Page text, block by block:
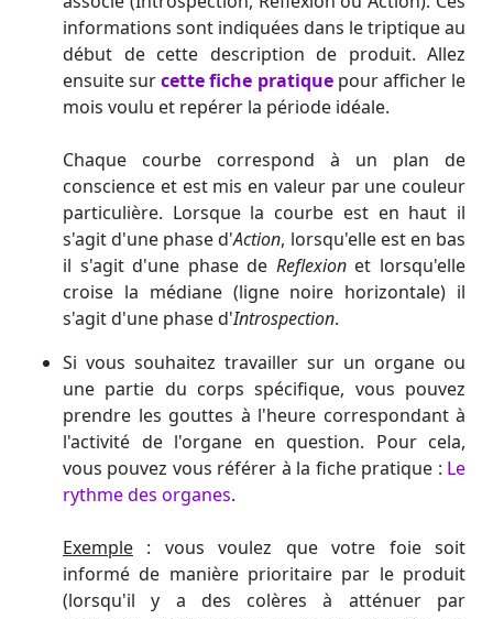
informations sont indiquées dans le triptique au
début de cette description de produit. Allez
ensuite surcette fiche pratiquepour afficher le
mois voulu et repérer la période idéale.
Chaque courbe correspond à un plan de
conscience et est mis en valeur par une couleur
particulière. Lorsque la courbe est en haut il
s'agit d'une phase d'Action, lorsqu'elle est en bas
il s'agit d'une phase de Reflexionet lorsqu'elle
croise la médiane (ligne noire horizontale) il
s'agit d'une phase d'Introspection.
Si vous souhaitez travailler sur un organe ou
une partie du corps spécifique, vous pouvez
prendre les gouttes à l'heure correspondant à
l'activité de l'organe en question. Pour cela,
vous pouvez vous référer à la fiche pratique : Le
rythme des organes.
Exemple : vous voulez que votre foie soit
informé de manière prioritaire par le produit
(lorsqu'il y a des colères à atténuer par